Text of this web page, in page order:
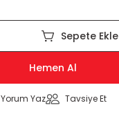
Sepete Ekle
Hemen Al
Yorum Yaz Tavsiye Et